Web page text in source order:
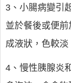
3、小腸病變引
並於餐後或便前
成液狀，色較淡
4、慢性胰腺炎